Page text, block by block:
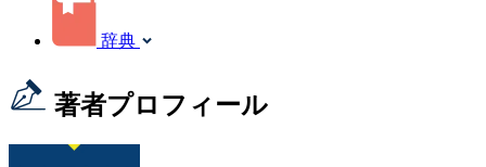
辞典
著者プロフィール